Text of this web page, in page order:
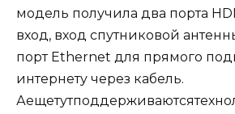
модель получила два порта
вход, вход спутниковой
порт Ethernet для прямого
интернету через кабель.